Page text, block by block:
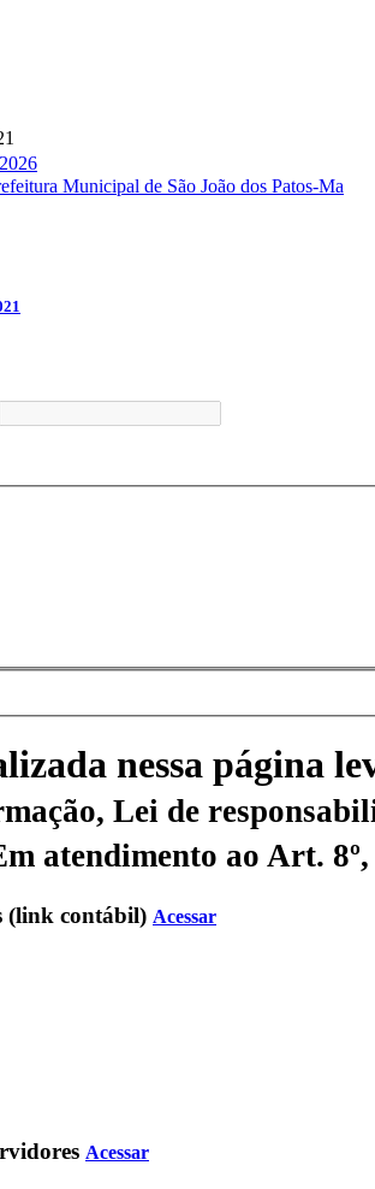
nessa página
Lei de
atendimento ao Art.
(link contábil) Acessar
Acessar